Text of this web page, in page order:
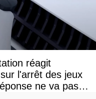
réagit
l'arrêt des jeux
ne va pas